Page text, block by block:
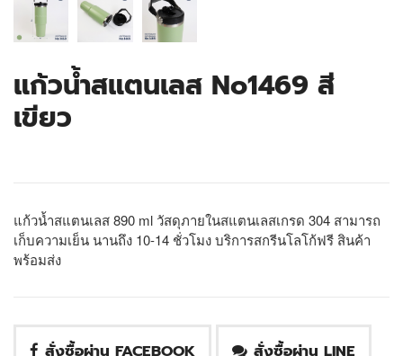
แก้วน้ำสแตนเลส No1469 สี
เขียว
แก้วน้ำสแตนเลส 890 ml วัสดุภายในสแตนเลสเกรด 304 สามารถ
เก็บความเย็น นานถึง 10-14 ชั่วโมง บริการสกรีนโลโก้ฟรี สินค้า
พร้อมส่ง
สั่งซื้อผ่าน FACEBOOK สั่งซื้อผ่าน LINE